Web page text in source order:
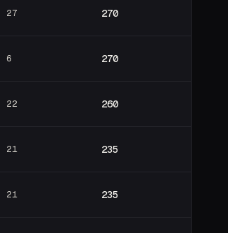
27 270
6 270
22 260
21 235
21 235